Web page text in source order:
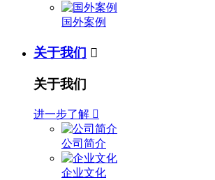
国外案例
关于我们 
关于我们
进一步了解 
公司简介
企业文化